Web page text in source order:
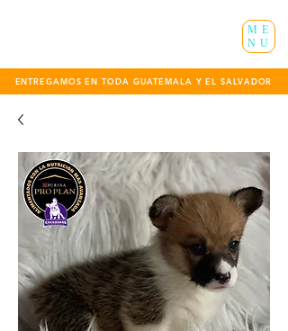
ENTREGAMOS EN TODA GUATEMALA Y EL SALVADOR
ME
NU